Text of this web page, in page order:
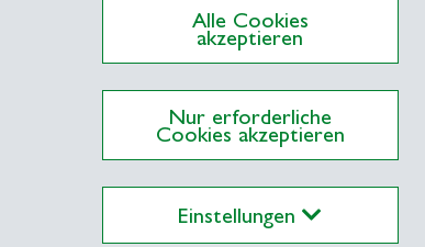
Alle Cookies
akzeptieren
Nur erforderliche
Cookies akzeptieren
Einstellungen
MIA Dual Degree
programmes